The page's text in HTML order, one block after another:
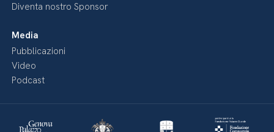
Diventa nostro Sponsor
Media
Pubblicazioni
Video
Podcast